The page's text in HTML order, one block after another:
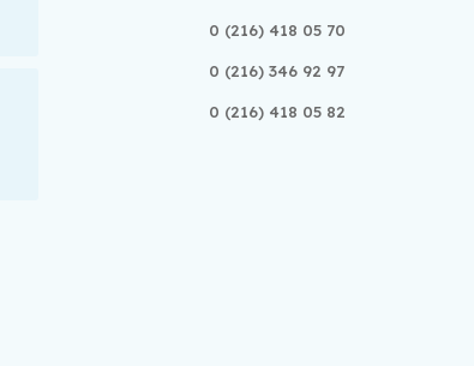
0 (216) 418 05 70
0 (216) 346 92 97
0 (216) 418 05 82